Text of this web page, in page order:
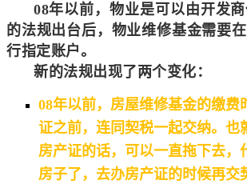
08年以前，物业是可以由开发
的法规出台后，物业维修基金需要在
行指定账户。
新的法规出现了两个变化：
08年以前，房屋维修基金的缴费
证之前，连同契税一起交纳。也
房产证的话，可以一直拖下去，
房子了，去办房产证的时候再交